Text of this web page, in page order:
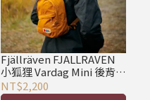
Fjällräven FJALLRAVEN
小狐狸 Vardag Mini 後背包
日用包
NT$2,200